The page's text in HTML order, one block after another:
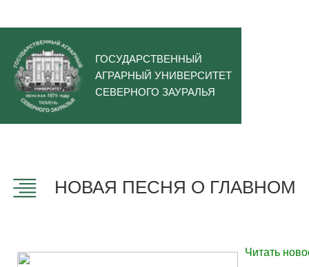
ГОСУДАРСТВЕННЫЙ
АГРАРНЫЙ УНИВЕРСИТЕТ
СЕВЕРНОГО ЗАУРАЛЬЯ
НОВАЯ ПЕСНЯ О ГЛАВНОМ
Читать